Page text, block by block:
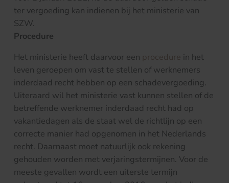
ter vergoeding kan indienen bij het ministerie van
SZW.
Procedure
Het ministerie heeft daarvoor een procedure in het
leven geroepen om vast te stellen of werknemers
inderdaad recht hebben op een schadevergoeding.
Uiteraard wil het ministerie vast kunnen stellen of de
betreffende werknemer inderdaad recht had op
vakantiedagen als de staat wel de richtlijn op een
correcte manier had opgenomen in het Nederlands
recht. Daarnaast moet natuurlijk ook rekening
gehouden worden met verjaringstermijnen. Voor de
meeste gevallen wordt een uiterste termijn